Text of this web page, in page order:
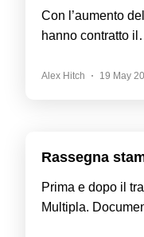
Con l’aumento
hanno contratto
Alex Hitch 19 May
Rassegna
Prima e dopo il
Multipla.